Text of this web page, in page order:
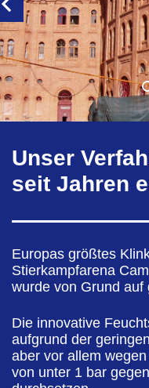
Unser
seit Jahren
Europas größtes
Stierkampfarena
wurde von Grund auf
Die innovative
aufgrund der
aber vor allem
von unter 1 bar